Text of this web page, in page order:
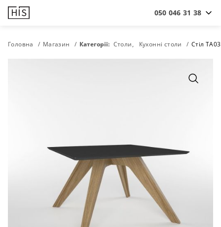
050 046 31 38
Головна Магазин Категорії: Столи Кухонні столи Стіл TA03